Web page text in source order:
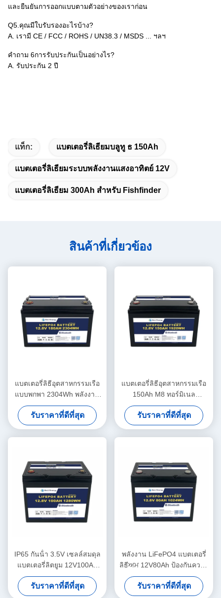
และยืนยันการออกแบบตามตัวอย่างของเราก่อน
Q5.คุณมีใบรับรองอะไรบ้าง?
A. เรามี CE / FCC / ROHS / UN38.3 / MSDS ... ฯลฯ
คำถาม 6การรับประกันเป็นอย่างไร?
A. รับประกัน 2 ปี
แท็ก: แบตเตอรี่ลิเธียมบลูทู ธ 150Ah
แบตเตอรี่ลิเธียมระบบพลังงานแสงอาทิตย์ 12V
แบตเตอรี่ลิเธียม 300Ah สำหรับ Fishfinder
สินค้าที่เกี่ยวข้อง
แบตเตอรี่ลิธีอุตสาหกรรมเรือ
แบบพกพา 2304Wh พลังงาน
260A พิกชาร์จ 12.8V180Ah
รับราคาที่ดีที่สุด
แบตเตอรี่ลิธีอุตสาหกรรมเรือ
150Ah M8 ทอร์มิเนล
แบตเตอรี่แสงอาทิตย์ 12.8V
ABS Case
รับราคาที่ดีที่สุด
IP65 กันน้ํา 3.5V เซลล์สมดุล
แบตเตอรี่ลิตยูม 12V100Ah
แบตเตอรี่แสงอาทิตย์ ลิตยูม
รับราคาที่ดีที่สุด
พลังงาน LiFePO4 แบตเตอรี่
ลิธีਅਮ 12V80Ah ป้องกันความ
กระชับกําลัง 14.6V
รับราคาที่ดีที่สุด